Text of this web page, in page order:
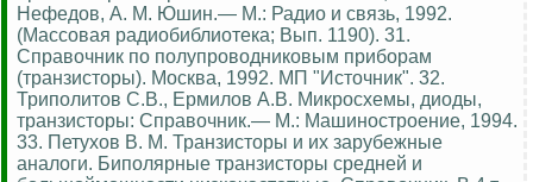
Нефедов, А. М. Юшин.— М.: Радио и связь, 1992.
(Массовая радиобиблиотека; Вып. 1190). 31.
Справочник по полупроводниковым приборам
(транзисторы). Москва, 1992. МП "Источник". 32.
Триполитов С.В., Ермилов А.В. Микросхемы, диоды,
транзисторы: Справочник.— М.: Машиностроение, 1994.
33. Петухов В. М. Транзисторы и их зарубежные
аналоги. Биполярные транзисторы средней и